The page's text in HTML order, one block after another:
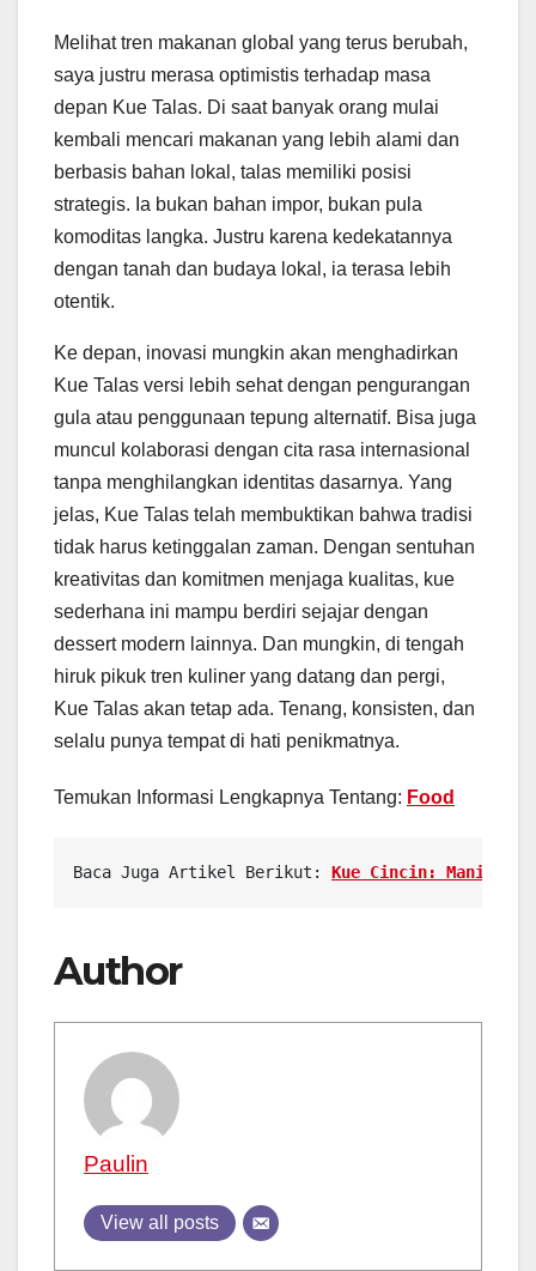
Melihat tren makanan global yang terus berubah,
saya justru merasa optimistis terhadap masa
depan Kue Talas. Di saat banyak orang mulai
kembali mencari makanan yang lebih alami dan
berbasis bahan lokal, talas memiliki posisi
strategis. Ia bukan bahan impor, bukan pula
komoditas langka. Justru karena kedekatannya
dengan tanah dan budaya lokal, ia terasa lebih
otentik.
Ke depan, inovasi mungkin akan menghadirkan
Kue Talas versi lebih sehat dengan pengurangan
gula atau penggunaan tepung alternatif. Bisa juga
muncul kolaborasi dengan cita rasa internasional
tanpa menghilangkan identitas dasarnya. Yang
jelas, Kue Talas telah membuktikan bahwa tradisi
tidak harus ketinggalan zaman. Dengan sentuhan
kreativitas dan komitmen menjaga kualitas, kue
sederhana ini mampu berdiri sejajar dengan
dessert modern lainnya. Dan mungkin, di tengah
hiruk pikuk tren kuliner yang datang dan pergi,
Kue Talas akan tetap ada. Tenang, konsisten, dan
selalu punya tempat di hati penikmatnya.
Temukan Informasi Lengkapnya Tentang: Food
Baca Juga Artikel Berikut: Kue Cincin: Manis
Author
Paulin
View all posts